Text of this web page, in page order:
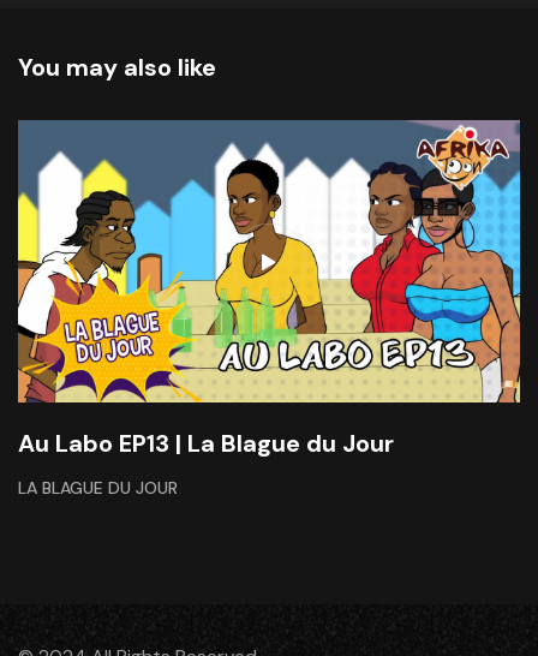
You may also like
Au Labo EP13 | La Blague du Jour
LA BLAGUE DU JOUR